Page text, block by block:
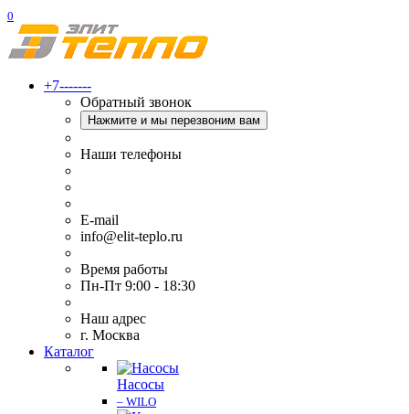
0
+7-------
Обратный звонок
Нажмите и мы перезвоним вам
Наши телефоны
E-mail
info@elit-teplo.ru
Время работы
Пн-Пт 9:00 - 18:30
Наш адрес
г. Москва
Каталог
Насосы
– WILO